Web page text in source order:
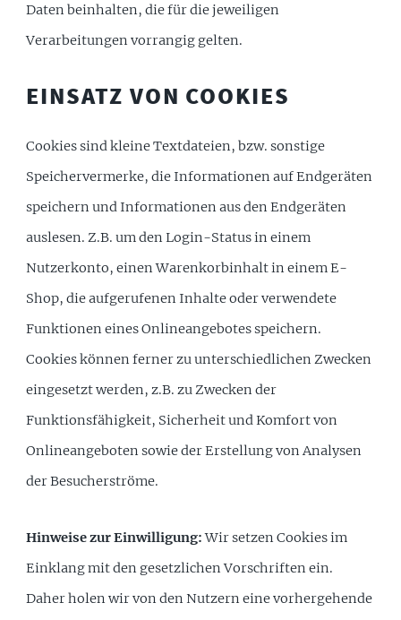
Daten beinhalten, die für die jeweiligen
Verarbeitungen vorrangig gelten.
EINSATZ VON COOKIES
Cookies sind kleine Textdateien, bzw. sonstige
Speichervermerke, die Informationen auf Endgeräten
speichern und Informationen aus den Endgeräten
auslesen. Z.B. um den Login-Status in einem
Nutzerkonto, einen Warenkorbinhalt in einem E-
Shop, die aufgerufenen Inhalte oder verwendete
Funktionen eines Onlineangebotes speichern.
Cookies können ferner zu unterschiedlichen Zwecken
eingesetzt werden, z.B. zu Zwecken der
Funktionsfähigkeit, Sicherheit und Komfort von
Onlineangeboten sowie der Erstellung von Analysen
der Besucherströme.
Hinweise zur Einwilligung:Wir setzen Cookies im
Einklang mit den gesetzlichen Vorschriften ein.
Daher holen wir von den Nutzern eine vorhergehende